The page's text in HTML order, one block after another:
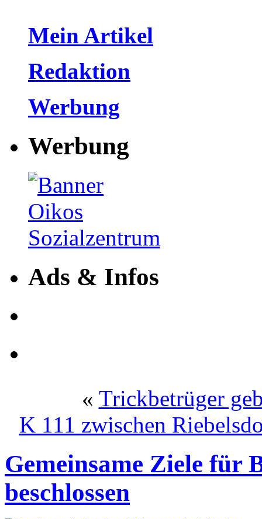
Mein Artikel
Redaktion
Werbung
Werbung
Ads & Infos
« Trickbetrüger
K 111 zwischen
Gemeinsame Ziele für
beschlossen